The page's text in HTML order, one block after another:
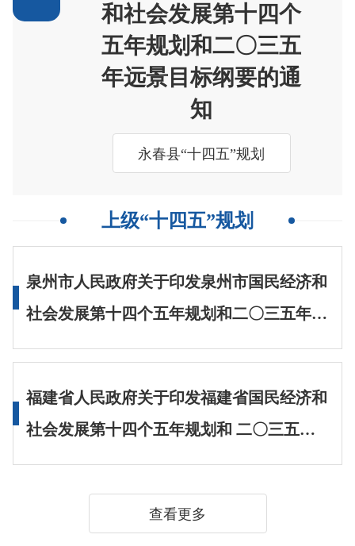
和社会发展第十四个
五年规划和二〇三五
年远景目标纲要的通
知
永春县“十四五”规划
上级“十四五”规划
泉州市人民政府关于印发泉州市国民经济和
社会发展第十四个五年规划和二〇三五年远
景目标纲要的通知
福建省人民政府关于印发福建省国民经济和
社会发展第十四个五年规划和 二〇三五年
远景目标纲要的通知
查看更多